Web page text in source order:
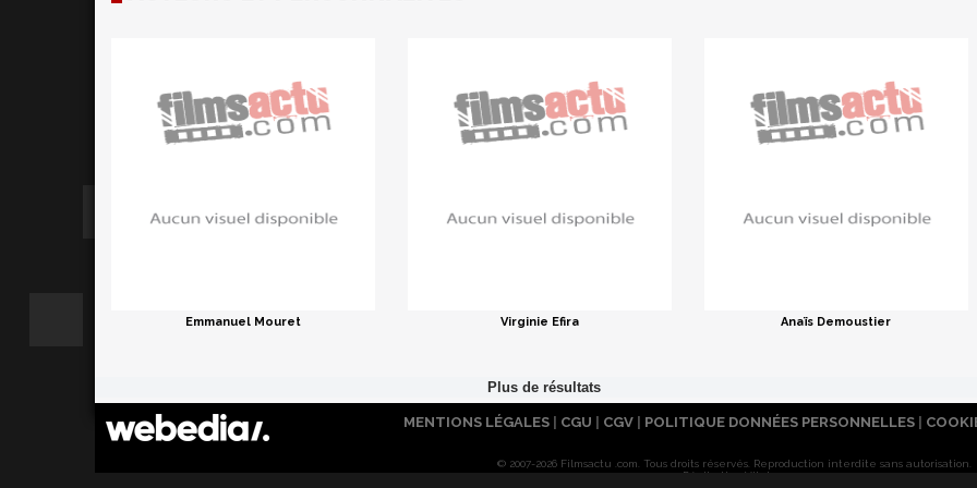
Emmanuel Mouret Virginie Efira Anaïs Demoustier
MENTIONS LÉGALES | CGU | CGV | POLITIQUE DONNÉES PERSONNELLES |
© 2007-2026 Filmsactu .com. Tous droits réservés. Reproduction interdite sans autorisation.
Réalisation Vitalyn